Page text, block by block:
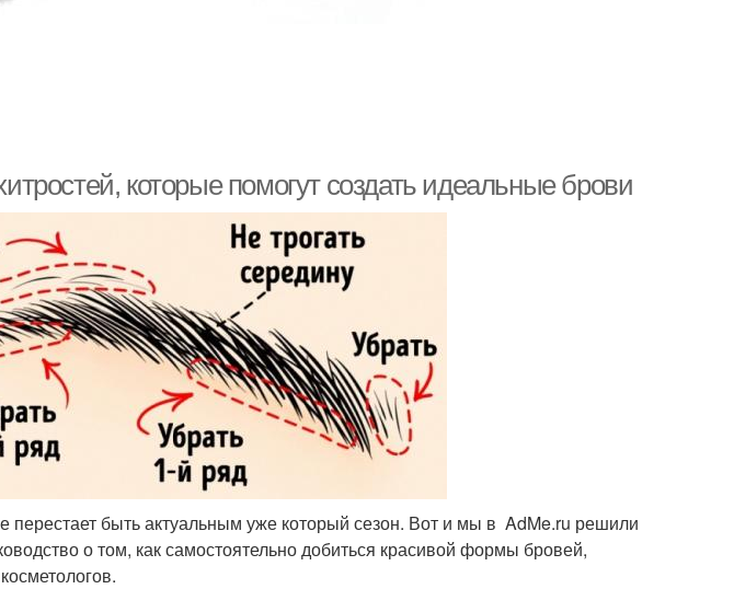
которые помогут создать идеальные брови
перестает быть актуальным уже который сезон. Вот и мы в AdMe.ru решили
о том, как самостоятельно добиться красивой формы бровей,